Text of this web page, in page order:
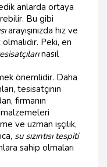
anlarda ortaya
Bu gibi
arayışınızda hız ve
Peki, en
nasıl
önemlidir. Daha
tesisatçının
firmanın
ve uzman işçilik,
su sızıntısı tespiti
sahip olmaları